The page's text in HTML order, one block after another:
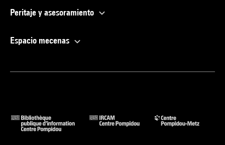
Peritaje y asesoramiento
Espacio mecenas